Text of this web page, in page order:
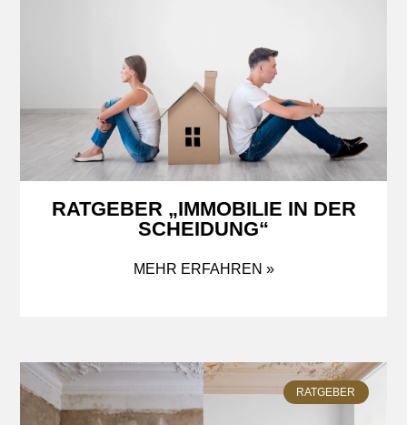
RATGEBER „IMMOBILIE IN DER
SCHEIDUNG“
MEHR ERFAHREN »
RATGEBER